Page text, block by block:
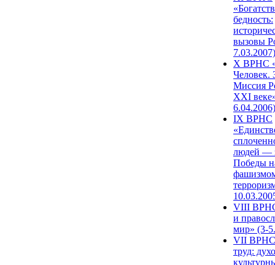
бедность:
вызовы
7.03.2007)
X ВРНС
Человек.
Миссия
XXI
6.04.2006)
IX ВРНС
людей —
Победы
VIII
и
мир» (3-
VII ВРНС
труд: